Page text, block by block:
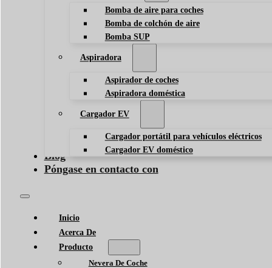
Bomba de aire para coches
Bomba de colchón de aire
Bomba SUP
Aspiradora
Aspirador de coches
Aspiradora doméstica
Cargador EV
Cargador portátil para vehículos eléctricos
Cargador EV doméstico
Blog
Póngase en contacto con
Inicio
Acerca De
Producto
Nevera De Coche